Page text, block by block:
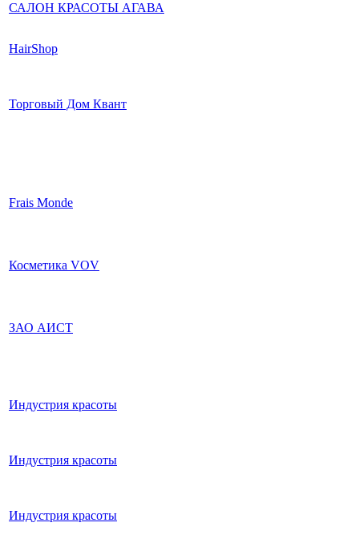
САЛОН КРАСОТЫ АГАВА
HairShop
Торговый Дом Квант
Frais Monde
Косметика VOV
ЗАО АИСТ
Индустрия красоты
Индустрия красоты
Индустрия красоты